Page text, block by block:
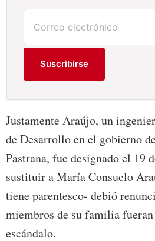
Suscribirse
Justamente Araújo, un
de Desarrollo en el gobierno
Pastrana, fue designado el 19
sustituir a María Consuelo
tiene parentesco- debió
miembros de su familia
escándalo.